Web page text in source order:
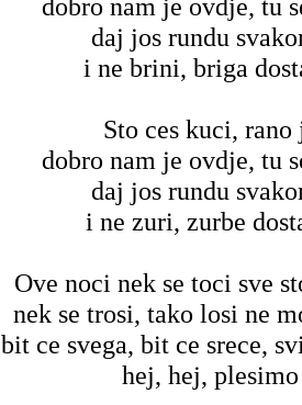
dobro nam je ovdje, tu
daj jos rundu
i ne brini, briga
Sto ces kuci, rano
dobro nam je ovdje, tu
daj jos rundu
i ne zuri, zurbe
Ove noci nek se toci sve
nek se trosi, tako losi ne
bit ce svega, bit ce srece,
hej, hej, plesimo